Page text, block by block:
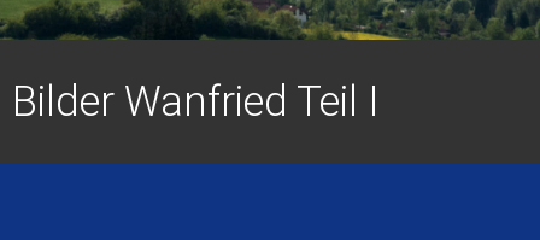
Bilder Wanfried Teil I